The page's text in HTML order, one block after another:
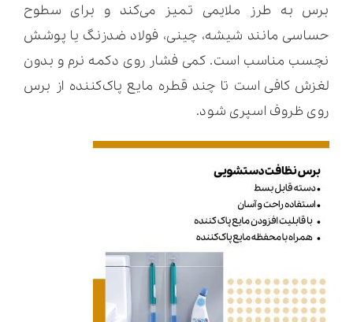
برس به طرز ملایمی تمیز می‌کند و برای سطوح
حساسی مانند شیشه، چینی، فولاد ضدزنگ یا پوشش
نچسب مناسب است. کمی فشار روی دکمه نرم و بدون
لغزش کافی است تا چند قطره مایع پاک‌کننده از برس
روی ظروف اسپری شود.